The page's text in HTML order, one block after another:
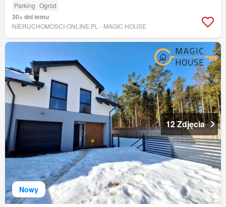
Parking Ogród
30+ dni temu
NIERUCHOMOSCI-ONLINE.PL - MAGIC HOUSE
Nowy
12 Zdjęcia